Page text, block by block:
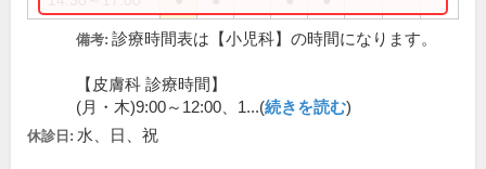
備考: 診療時間表は【小児科】の時間になります。
【皮膚科 診療時間】
(月・木)9:00～12:00、1...(続きを読む)
休診日: 水、日、祝